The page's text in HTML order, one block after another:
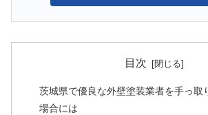
目次
茨城県で優良な外壁塗装業者を手っ取
場合には